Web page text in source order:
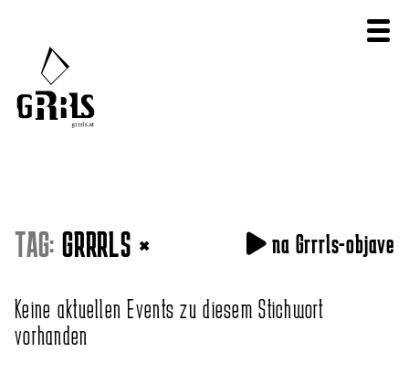
TAG: GRRRLS × na Grrrls-objave
Keine aktuellen Events zu diesem Stichwort
vorhanden